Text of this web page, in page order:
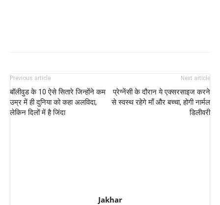
Previous article
बॉलीवुड के 10 ऐसे सितारे जिन्होंने कम
उम्र में ही दुनिया को कहा अलविदा,
लेकिन दिलों में है जिंदा
Next article
प्रेग्‍नेंसी के दौरान ये एक्सरसाइज करने
से स्वस्थ रहेगे माँ और बच्चा, होगी नार्मल
डिलीवरी
Jakhar